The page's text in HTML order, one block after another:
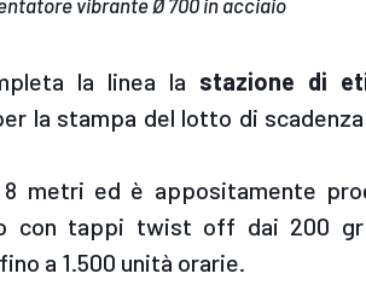
la linea la stazione di
la stampa del lotto di
8 metri ed è appositamente
con tappi twist off dai 200
a 1.500 unità orarie.